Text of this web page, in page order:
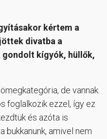
kértem a
divatba a
gondolt kígyók, hüllők,
de vannak.
foglalkozik ezzel, így ez
és azóta is
bukkanunk, amivel nem